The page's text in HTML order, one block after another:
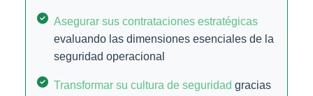
Asegurar sus contrataciones estratégicas
evaluando las dimensiones esenciales de la
seguridad operacional
Transformar su cultura de seguridad gracias